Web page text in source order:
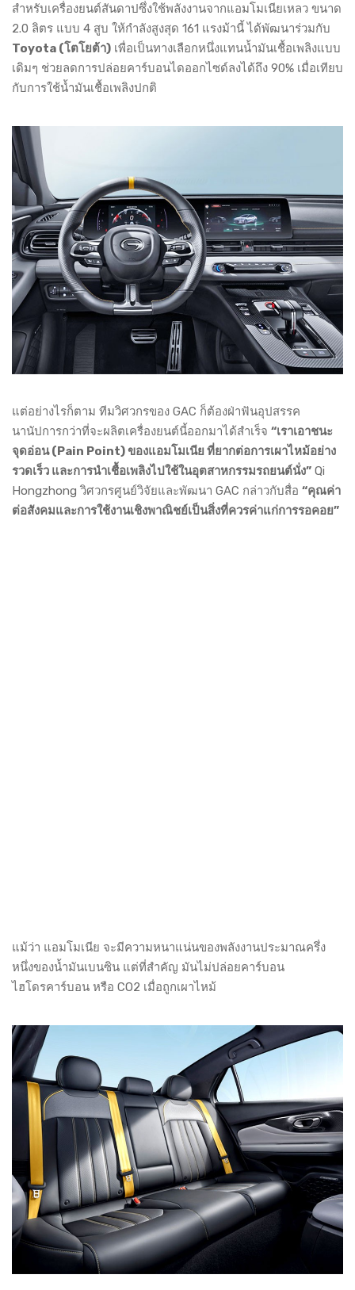
สำหรับเครื่องยนต์สันดาปซึ่งใช้พลังงานจากแอมโมเนียเหลว ขนาด
2.0 ลิตร แบบ 4 สูบ ให้กำลังสูงสุด 161 แรงม้านี้ ได้พัฒนาร่วมกับ
Toyota (โตโยต้า) เพื่อเป็นทางเลือกหนึ่งแทนน้ำมันเชื้อเพลิงแบบ
เดิมๆ ช่วยลดการปล่อยคาร์บอนไดออกไซด์ลงได้ถึง 90% เมื่อเทียบ
กับการใช้น้ำมันเชื้อเพลิงปกติ
แต่อย่างไรก็ตาม ทีมวิศวกรของ GAC ก็ต้องฝ่าฟันอุปสรรค
นานัปการกว่าที่จะผลิตเครื่องยนต์นี้ออกมาได้สำเร็จ “เราเอาชนะ
จุดอ่อน (Pain Point) ของแอมโมเนีย ที่ยากต่อการเผาไหม้อย่าง
รวดเร็ว และการนำเชื้อเพลิงไปใช้ในอุตสาหกรรมรถยนต์นั่ง” Qi
Hongzhong วิศวกรศูนย์วิจัยและพัฒนา GAC กล่าวกับสื่อ “คุณค่า
ต่อสังคมและการใช้งานเชิงพาณิชย์เป็นสิ่งที่ควรค่าแก่การรอคอย”
แม้ว่า แอมโมเนีย จะมีความหนาแน่นของพลังงานประมาณครึ่ง
หนึ่งของน้ำมันเบนซิน แต่ที่สำคัญ มันไม่ปล่อยคาร์บอน
ไฮโดรคาร์บอน หรือ CO2 เมื่อถูกเผาไหม้